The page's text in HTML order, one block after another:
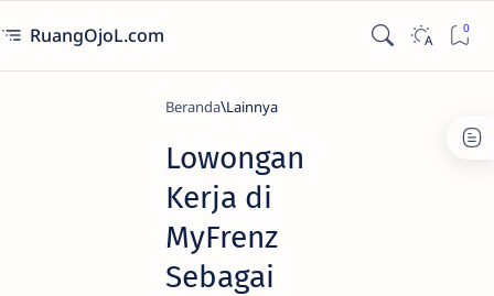
RuangOjoL.com
Beranda Lainnya
Lowongan
Kerja di
MyFrenz
Sebagai